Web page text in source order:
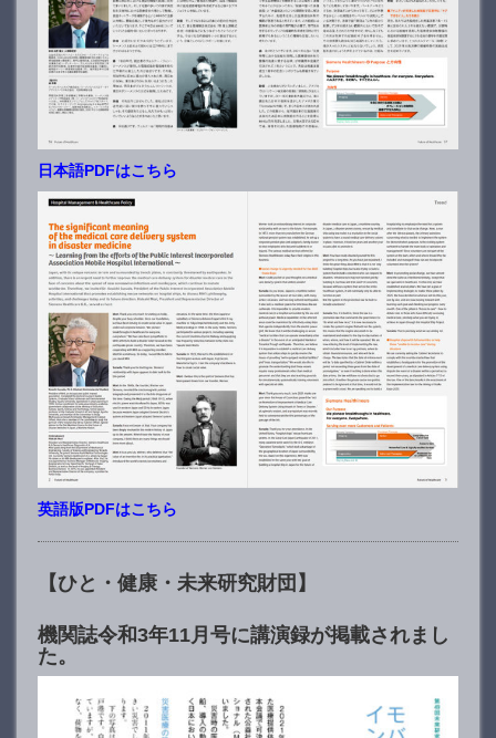
日本語PDFはこちら
英語版PDFはこちら
【ひと・健康・未来研究財団】
機関誌令和3年11月号に講演録が掲載されまし
た。